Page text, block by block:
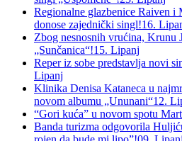
Regionalne glazbenice Raiven i
donose zajednički singl!16.
Zbog nesnosnih vrućina, Krunu
„Sunčanica“!15. Lipanj
Reper iz sobe predstavlja novi
Lipanj
Klinika Denisa Kataneca u
novom albumu „Ununani“12.
“Gori kuća” u novom spotu
Banda turizma odgovorila